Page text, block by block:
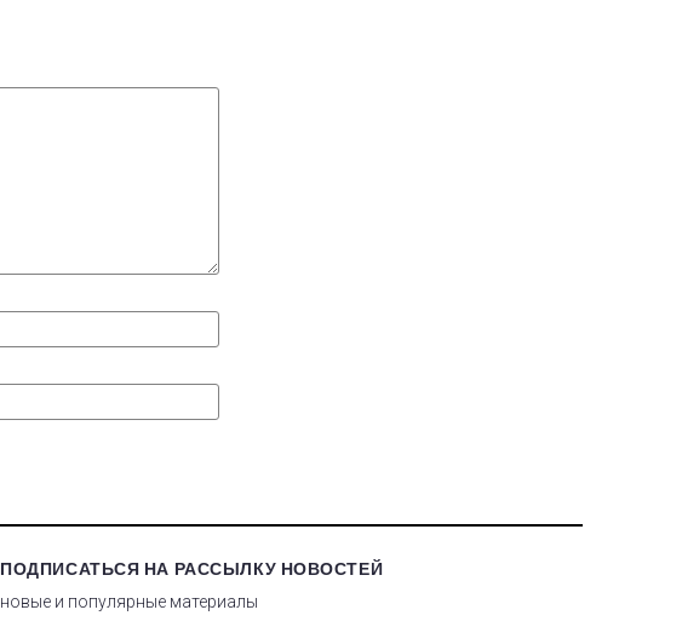
ПОДПИСАТЬСЯ НА РАССЫЛКУ НОВОСТЕЙ
новые и популярные материалы